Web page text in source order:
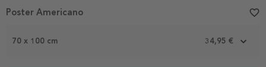
Item
4
70 x 100 cm 34,95 €
Poster Americano favorite_border